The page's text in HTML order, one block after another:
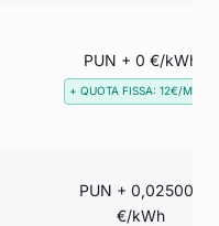
PUN + 0 €/kWh
+ QUOTA FISSA: 12€/MESE
PUN + 0,025003
€/kWh